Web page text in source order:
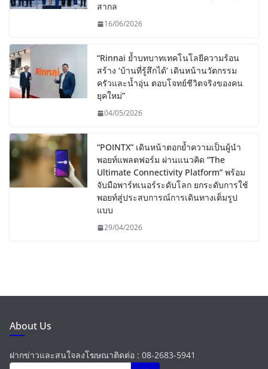
สากล
16/06/2026
“Rinnai ย้ำบทบาทเทคโนโลยีความร้อน
สร้าง ‘บ้านที่รู้สึกได้’ เดินหน้านวัตกรรม
ครัวและน้ำอุ่น ตอบโจทย์ชีวิตจริงของคน
ยุคใหม่”
04/05/2026
“POINTX” เดินหน้าตอกย้ำความเป็นผู้นำ
พอยท์แพลตฟอร์ม ผ่านแนวคิด “The
Ultimate Connectivity Platform” พร้อม
จับมือพาร์ทเนอร์ระดับโลก ยกระดับการใช้
พอยท์สู่ประสบการณ์การเดินทางเต็มรูป
แบบ
29/04/2026
About Us
ฝากข่าวและสนใจลงโฆษณาติดต่อ : 08-2683-5941